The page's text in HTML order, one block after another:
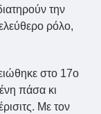
την
ρόλο,
στο 17ο
πάσα κι
Με τον